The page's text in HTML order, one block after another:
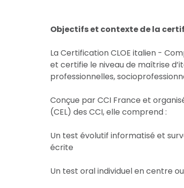
Objectifs et contexte de la
La Certification CLOE italien -
et certifie le niveau de maîtrise
professionnelles,
Conçue par CCI France et
(CEL) des CCI, elle comprend :
Un test évolutif informatisé et
écrite
Un test oral individuel en centre